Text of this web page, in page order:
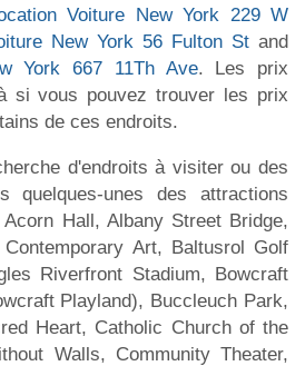
Voiture New York 229 W
New York 56 Fulton St and
York 667 11Th Ave. Les prix
si vous pouvez trouver les prix
de ces endroits.
d'endroits à visiter ou des
quelques-unes des attractions
Hall, Albany Street Bridge,
Art, Baltusrol Golf
Riverfront Stadium, Bowcraft
Playland), Buccleuch Park,
Heart, Catholic Church of the
Walls, Community Theater,